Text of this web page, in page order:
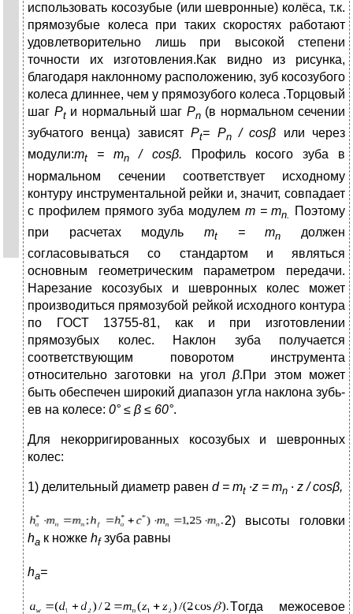
использовать косозубые (или шевронные) колёса, т.к.
прямозубые колеса при та­ких скоростях работают
удовлетворительно лишь при высокой степени
точности их изготовления.Как видно из рисунка,
благодаря наклонному расположению, зуб косозубого
колеса длиннее, чем у прямозубого колеса .Торцовый
шаг Рtи нормальный шаг Pn (в нормальном сечении
зубчатого венца) зависятРt= Pn /cosβ
или через
модули:mt =mn / cosβ. Профиль косого зуба в
нормальном сечении соответствует исходному
контуру инструментальной рейки и, значит, совпадает
с профилем прямого зуба модулем m=mn
Поэтому
при расчетах модуль mt =mn
должен
согласовываться со стандартом и являться
основным геометрическим параметром передачи.
Нарезание косозубых и шевронных колес может
производиться прямозубой рейкой исходного контура
по ГОСТ 13755-81, как и при изготовлении
прямозубых колес. Наклон зуба получается
соответствующим поворотом инструмента
относительно заготовки на уголβ.При этом может
быть обеспечен широкий диапазон угла наклона зубь­
ев на колесе: 0° ≤ β ≤ 60°.
Для некорригированных косозубых и шевронных
колес:
1) делительный диаметр равен d= mt ∙z = mn ∙ z/cosβ,
2) высоты головки
ha к ножке hfзуба равны
ha=
Тогда межосевое